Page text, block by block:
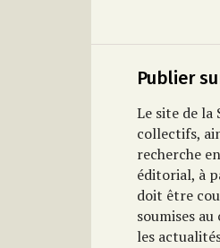
Publier
Le site de la
collectifs,
recherche
éditorial, à
doit être
soumises
les